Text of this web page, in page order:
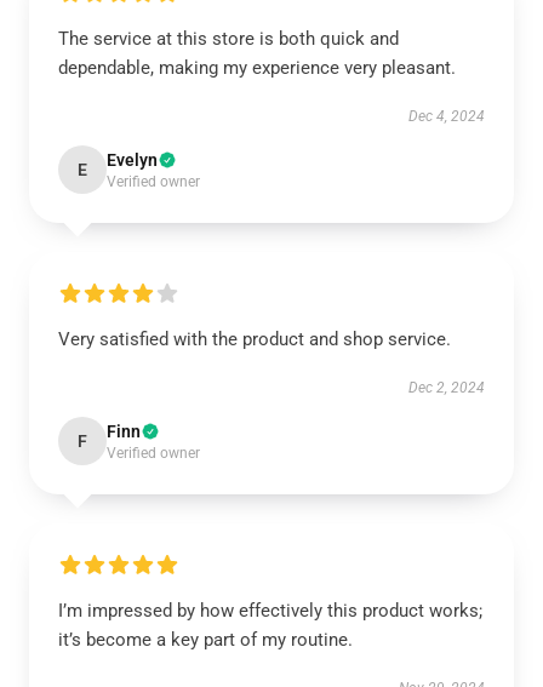
The service at this store is both quick and
dependable, making my experience very pleasant.
Dec 4, 2024
E Evelyn
Verified owner
Very satisfied with the product and shop service.
Dec 2, 2024
F Finn
Verified owner
I’m impressed by how effectively this product works;
it’s become a key part of my routine.